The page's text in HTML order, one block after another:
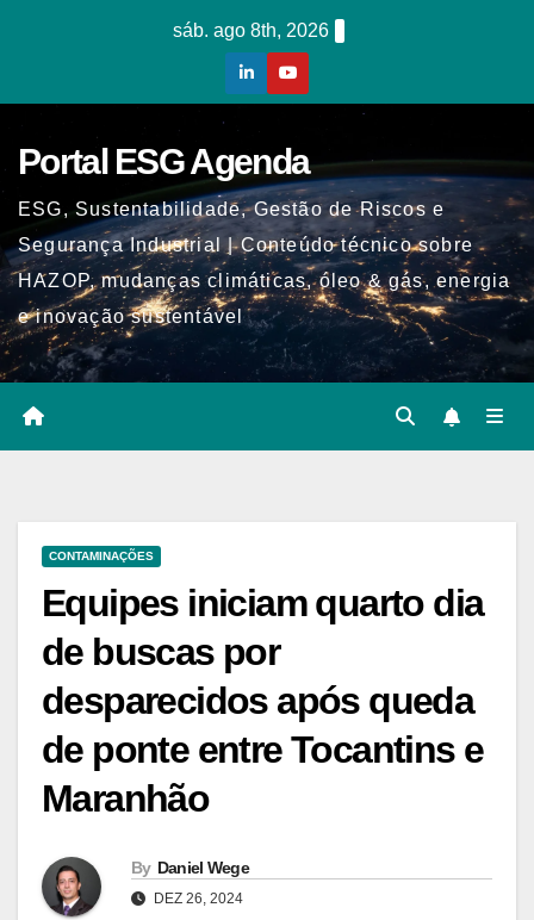
sáb. ago 8th, 2026
Portal ESG Agenda
ESG, Sustentabilidade, Gestão de Riscos e
Segurança Industrial | Conteúdo técnico sobre
HAZOP, mudanças climáticas, óleo & gás, energia
e inovação sustentável
CONTAMINAÇÕES
Equipes iniciam quarto dia
de buscas por
desparecidos após queda
de ponte entre Tocantins e
Maranhão
By Daniel Wege
DEZ 26, 2024